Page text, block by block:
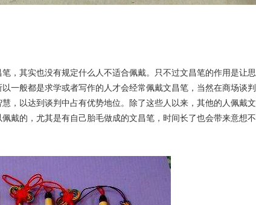
，其实也没有规定什么人不适合佩戴。只不过文昌笔的作用是让思
一般都是求学或者写作的人才会经常佩戴文昌笔，当然在商场谈判
，以达到谈判中占有优势地位。除了这些人以来，其他的人佩戴文
戴的，尤其是有自己胎毛做成的文昌笔，时间长了也会带来意想不